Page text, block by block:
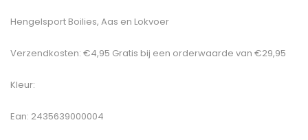
Hengelsport Boilies, Aas en Lokvoer
Verzendkosten: €4,95 Gratis bij een orderwaarde van €29,95
Kleur:
Ean: 2435639000004